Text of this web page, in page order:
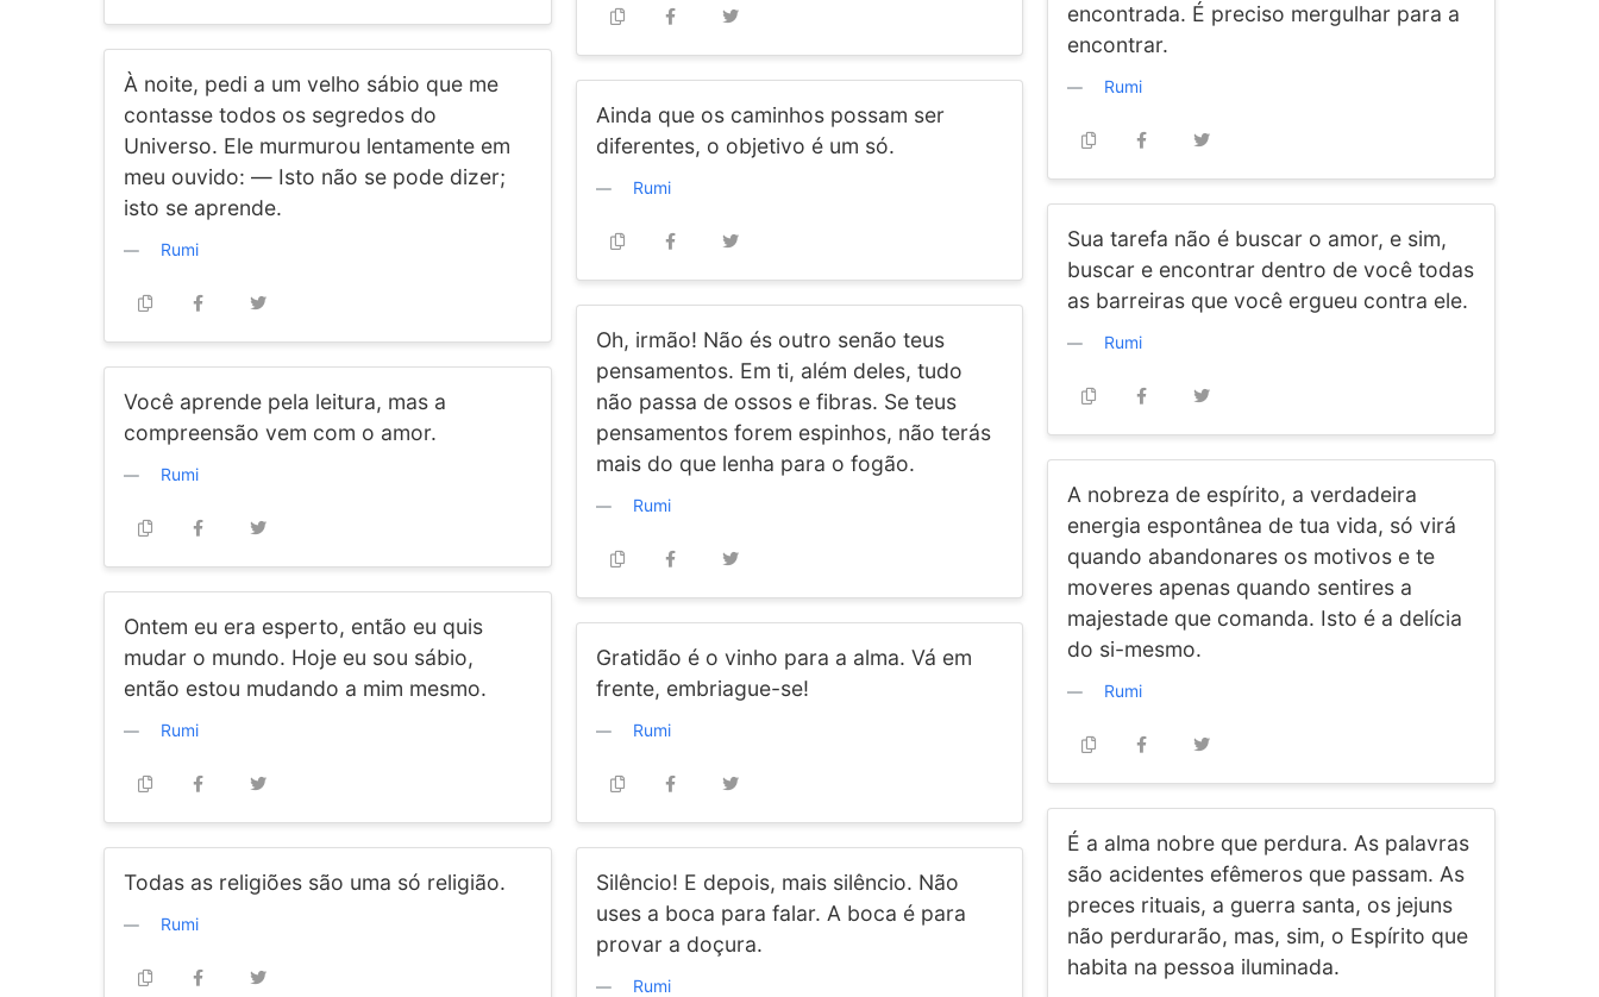
À noite, pedi a um velho sábio que me
contasse todos os segredos do
Universo. Ele murmurou lentamente em
meu ouvido: — Isto não se pode dizer;
isto se aprende.
Rumi
Você aprende pela leitura, mas a
compreensão vem com o amor.
Rumi
Ontem eu era esperto, então eu quis
mudar o mundo. Hoje eu sou sábio,
então estou mudando a mim mesmo.
Rumi
Todas as religiões são uma só religião.
Rumi
Ainda que os caminhos possam ser
diferentes, o objetivo é um só.
Rumi
Oh, irmão! Não és outro senão teus
pensamentos. Em ti, além deles, tudo
não passa de ossos e fibras. Se teus
pensamentos forem espinhos, não terás
mais do que lenha para o fogão.
Rumi
Gratidão é o vinho para a alma. Vá em
frente, embriague-se!
Rumi
Silêncio! E depois, mais silêncio. Não
uses a boca para falar. A boca é para
provar a doçura.
Rumi
encontrada. É preciso mergulhar para a
encontrar.
Rumi
Sua tarefa não é buscar o amor, e sim,
buscar e encontrar dentro de você todas
as barreiras que você ergueu contra ele.
Rumi
A nobreza de espírito, a verdadeira
energia espontânea de tua vida, só virá
quando abandonares os motivos e te
moveres apenas quando sentires a
majestade que comanda. Isto é a delícia
do si-mesmo.
Rumi
É a alma nobre que perdura. As palavras
são acidentes efêmeros que passam. As
preces rituais, a guerra santa, os jejuns
não perdurarão, mas, sim, o Espírito que
habita na pessoa iluminada.